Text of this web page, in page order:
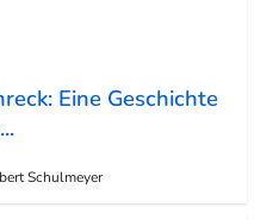
Eine Geschichte
Schulmeyer